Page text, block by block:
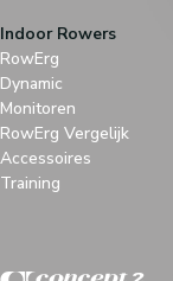
Indoor Rowers
RowErg
Dynamic
Monitoren
RowErg Vergelijk
Accessoires
Training